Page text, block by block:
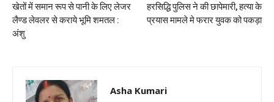
खेतों में समान रूप से पानी के लिए लेजर
लैण्ड लेवलर से कराये भूमि शमतल :
अंशु
हरसिद्धि पुलिस ने की छापेमारी, हत्या के
प्रयास मामले मे फरार युवक को पकड़ा
Asha Kumari